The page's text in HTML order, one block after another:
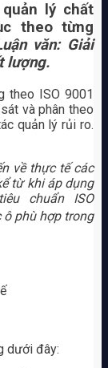
lý chất
theo từng
văn: Giải
lượng.
theo ISO 9001
và phân theo
quản lý rủi ro.
về thực tế các
từ khi áp dụng
chuẩn ISO
ô phù hợp trong
dưới đây: